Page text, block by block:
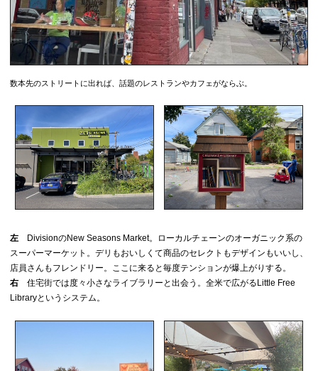
数本先のストリートに出れば、話題のレストランやカフェがならぶ。
左
DivisionのNew Seasons Market。ローカルチェーンのオーガニック系の
スーパーマーケット。デリもおいしくて商品のセレクトもデザインもいいし、
店員さんもフレンドリー。ここに来ると毎度テンションが爆上がりする。
右 住宅街では度々小さなライブラリーと出会う。全米で広がるLittle Free
Libraryというシステム。